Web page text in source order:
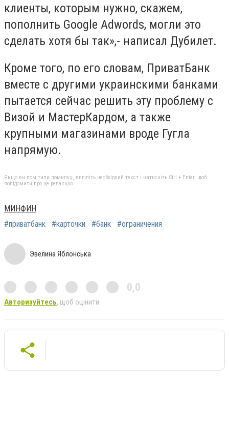
клиенты, которым нужно, скажем,
пополнить Google Adwords, могли это
сделать хотя бы так»,- написал Дубилет.
Кроме того, по его словам, ПриватБанк
вместе с другими украинскими банками
пытается сейчас решить эту проблему с
Визой и МастерКардом, а также
крупными магазинами вроде Гугла
напрямую.
Якщо ви помітили помилку, виділіть необхідний текст і натисніть Ctrl + Enter, щоб
повідомити про це редакцію
МИНФИН
#приватбанк
#карточки #банк #ограничения
Эвелина Яблонська
0,0
Авторизуйтесь, щоб оцінити